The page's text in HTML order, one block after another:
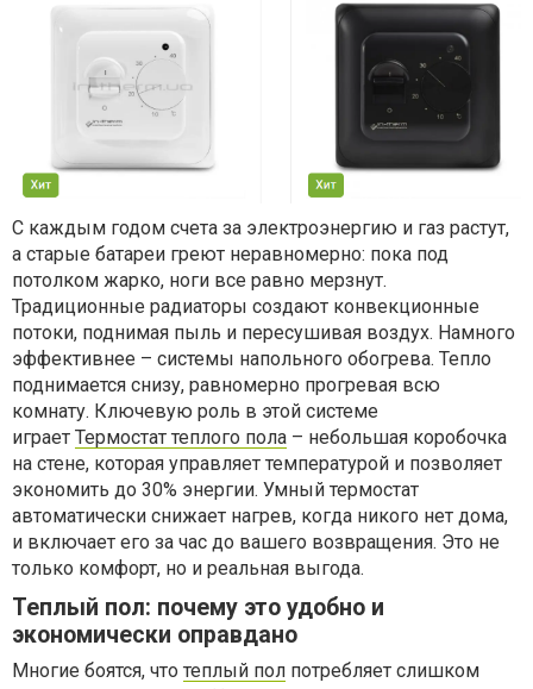
С каждым годом счета за электроэнергию и газ растут,
а старые батареи греют неравномерно: пока под
потолком жарко, ноги все равно мерзнут.
Традиционные радиаторы создают конвекционные
потоки, поднимая пыль и пересушивая воздух. Намного
эффективнее – системы напольного обогрева. Тепло
поднимается снизу, равномерно прогревая всю
комнату. Ключевую роль в этой системе
играет Термостат теплого пола – небольшая коробочка
на стене, которая управляет температурой и позволяет
экономить до 30% энергии. Умный термостат
автоматически снижает нагрев, когда никого нет дома,
и включает его за час до вашего возвращения. Это не
только комфорт, но и реальная выгода.
Теплый пол: почему это удобно и
экономически оправдано
Многие боятся, что теплый пол потребляет слишком